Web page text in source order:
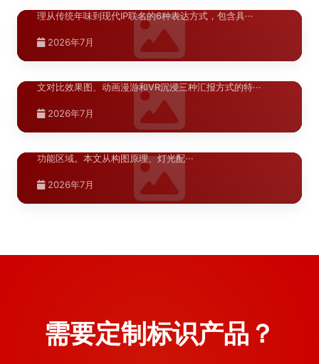
理从传统年味到现代IP联名的6种表达方式，包含具···
2026年7月
陕西.西安
商业美陈方案汇报：效果图/动画/VR的呈
现方式选择
文对比效果图、动画漫游和VR沉浸三种汇报方式的特···
2026年7月
陕西.西安
DP点美陈设计：拍照打卡点的5个构图原
则
功能区域。本文从构图原理、灯光配···
2026年7月
需要定制标识产品？